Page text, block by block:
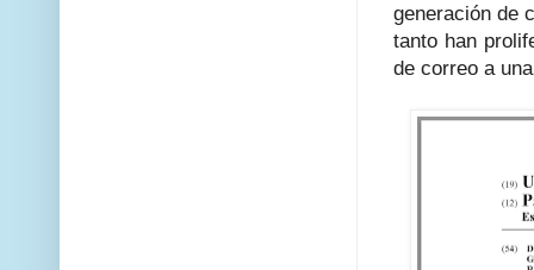
generación de
tanto han
de correo a